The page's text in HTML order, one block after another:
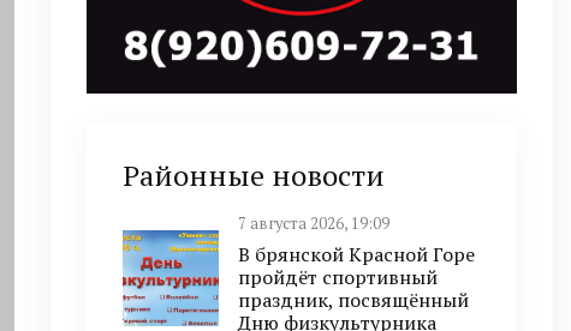
Районные новости
7 августа 2026, 19:09
В брянской Красной Горе
пройдёт спортивный
праздник, посвящённый
Дню физкультурника